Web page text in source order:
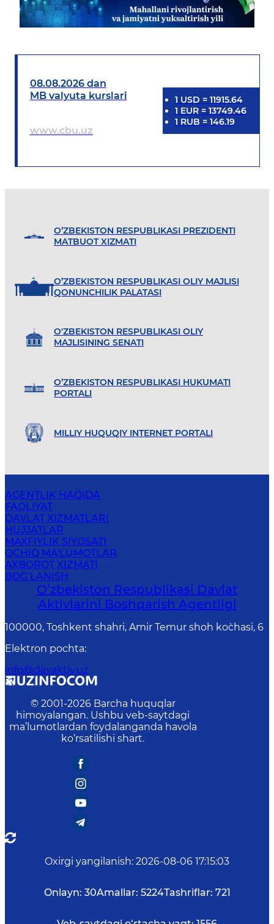
08.08.2026 dan
MB valyuta kurslari
www.cbu.uz
1 USD = 11915.64
1 EUR= 13749.46
1 RUB = 146.19
O’ZBEKISTON RESPUBLIKASI PREZIDENTI
MATBUOT XIZMATI
O’ZBEKISTON RESPUBLIKASI OLIY MAJLISI
QONUNCHILIK PALATASI
O'ZBEKISTON RESPUBLIKASI OLIY
MAJLISINING SENATI
O’ZBEKISTON RESPUBLIKASI HUKUMATI
PORTALI
MILLIY HUQUQIY INTERNET PORTALI
AGENTLIK HAQIDA
FAOLIYAT
DAVLAT XIZMATLARI
HUJJATLAR
MAXFIYLIK SIYOSATI
OCHIQ MA'LUMOTLAR
AXBOROT XIZMATI
BOG‘LANISH
Oʻzbekiston Respublikasi Davlat
Aktivlarini Boshqarish Agentligi
100000, Toshkent shahri, Amir Temur shoh ko`chasi, 6
Elektron pochta:
info@davaktiv.uz
© 2001-2026 Barcha huquqlar
himoyalangan. Ushbu veb-saytdagi
ma’lumotlardan foydalanganda havola
ko‘rsatilishi shart.
Oxirgi yangilanish: 2026-08-06 17:15:03
Onlayn: 30Amallar: 5224Tashriflar: 721